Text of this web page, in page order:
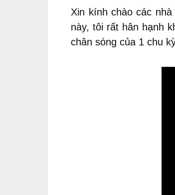
Xin kính chào các
này, tôi rất hân hạnh
chân sóng của 1 chu